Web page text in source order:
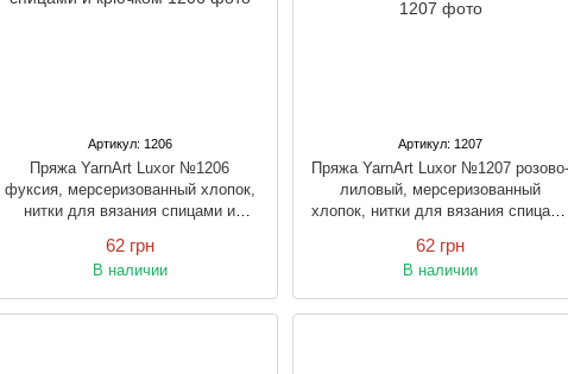
Артикул: 1206
Пряжа YarnArt Luxor №1206
фуксия, мерсеризованный хлопок,
нитки для вязания спицами и
62 грн
В наличии
Артикул: 1207
Пряжа YarnArt Luxor №1207 розово-
лиловый, мерсеризованный
хлопок, нитки для вязания спицами
62 грн
В наличии